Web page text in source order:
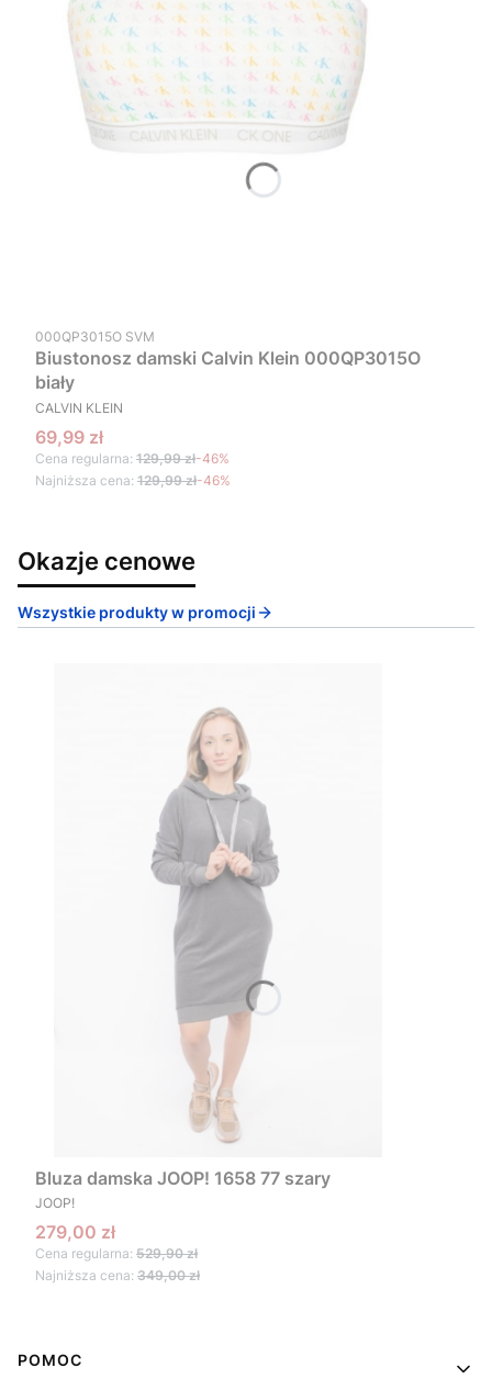
Kod produktu
000QP3015O SVM
Biustonosz damski Calvin Klein 000QP3015O
biały
PRODUCENT
CALVIN KLEIN
Cena promocyjna
69,99 zł
Cena regularna: 129,99 zł-46%
Najniższa cena: 129,99 zł-46%
Okazje cenowe
Wszystkie produkty w promocji
Bluza damska JOOP! 1658 77 szary
PRODUCENT
JOOP!
Cena promocyjna
279,00 zł
Cena regularna: 529,90 zł
Najniższa cena: 349,00 zł
Linki w stopce
POMOC